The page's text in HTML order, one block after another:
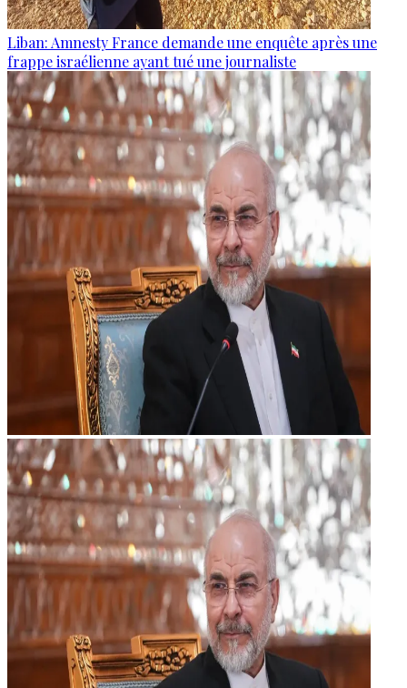
Liban: Amnesty France demande une enquête après une
frappe israélienne ayant tué une journaliste